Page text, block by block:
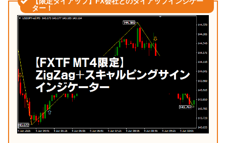
ター！